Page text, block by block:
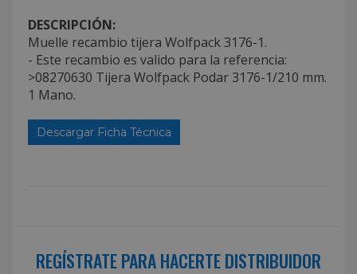
DESCRIPCIÓN:
Muelle recambio tijera Wolfpack 3176-1.
- Este recambio es valido para la referencia:
>08270630 Tijera Wolfpack Podar 3176-1/210 mm.
1 Mano.
Descargar Ficha Técnica
REGÍSTRATE PARA HACERTE DISTRIBUIDOR